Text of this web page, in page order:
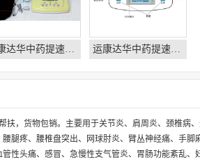
运康达华中药提速多功能治疗仪-康远本草多功能治疗仪-运康达华 运康达华中药提速激光治疗仪-中医透药仪-运康达华-华大康运-康达中药提速
扶，货物包销。 主要用于关节炎、肩周炎、颈椎病
腿疼、腰椎盘突出、网球肘炎、臂丛神经痛、手脚
性头痛、感冒、急慢性支气管炎、胃肠功能紊乱、